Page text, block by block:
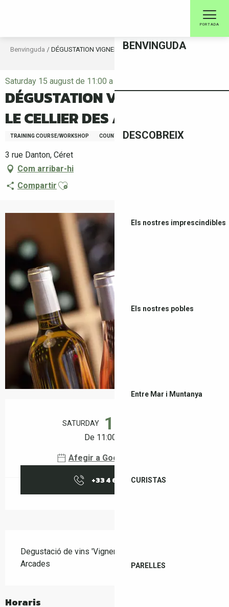
PORTADA
BENVINGUDA
DESCOBREIX
Els nostres imprescindibles
Els nostres pobles
Entre Mar i Muntanya
CURISTAS
PARELLES
Benvinguda DÉGUSTATION VIGNERONNE - LE CELLIER DES ARCADES
Saturday 15 august de 11:00 a 13:00
DÉGUSTATION VIGNERONNE -
LE CELLIER DES ARCADES
TRAINING COURSE/WORKSHOP COUNTRY WINE/OENOLOGY
3 rue Danton, Céret
Com arribar-hi
Compartir Ajouter aux favoris
SATURDAY 15
De 11:00 a 13:00
Afegir a Google Calendar
+33 4 68 87 19▒▒
Degustació de vins 'Vigneronnes' de Le Cellier des
Arcades
Horaris